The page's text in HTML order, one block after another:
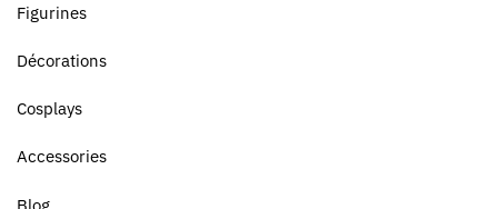
Figurines
Décorations
Cosplays
Accessories
Blog